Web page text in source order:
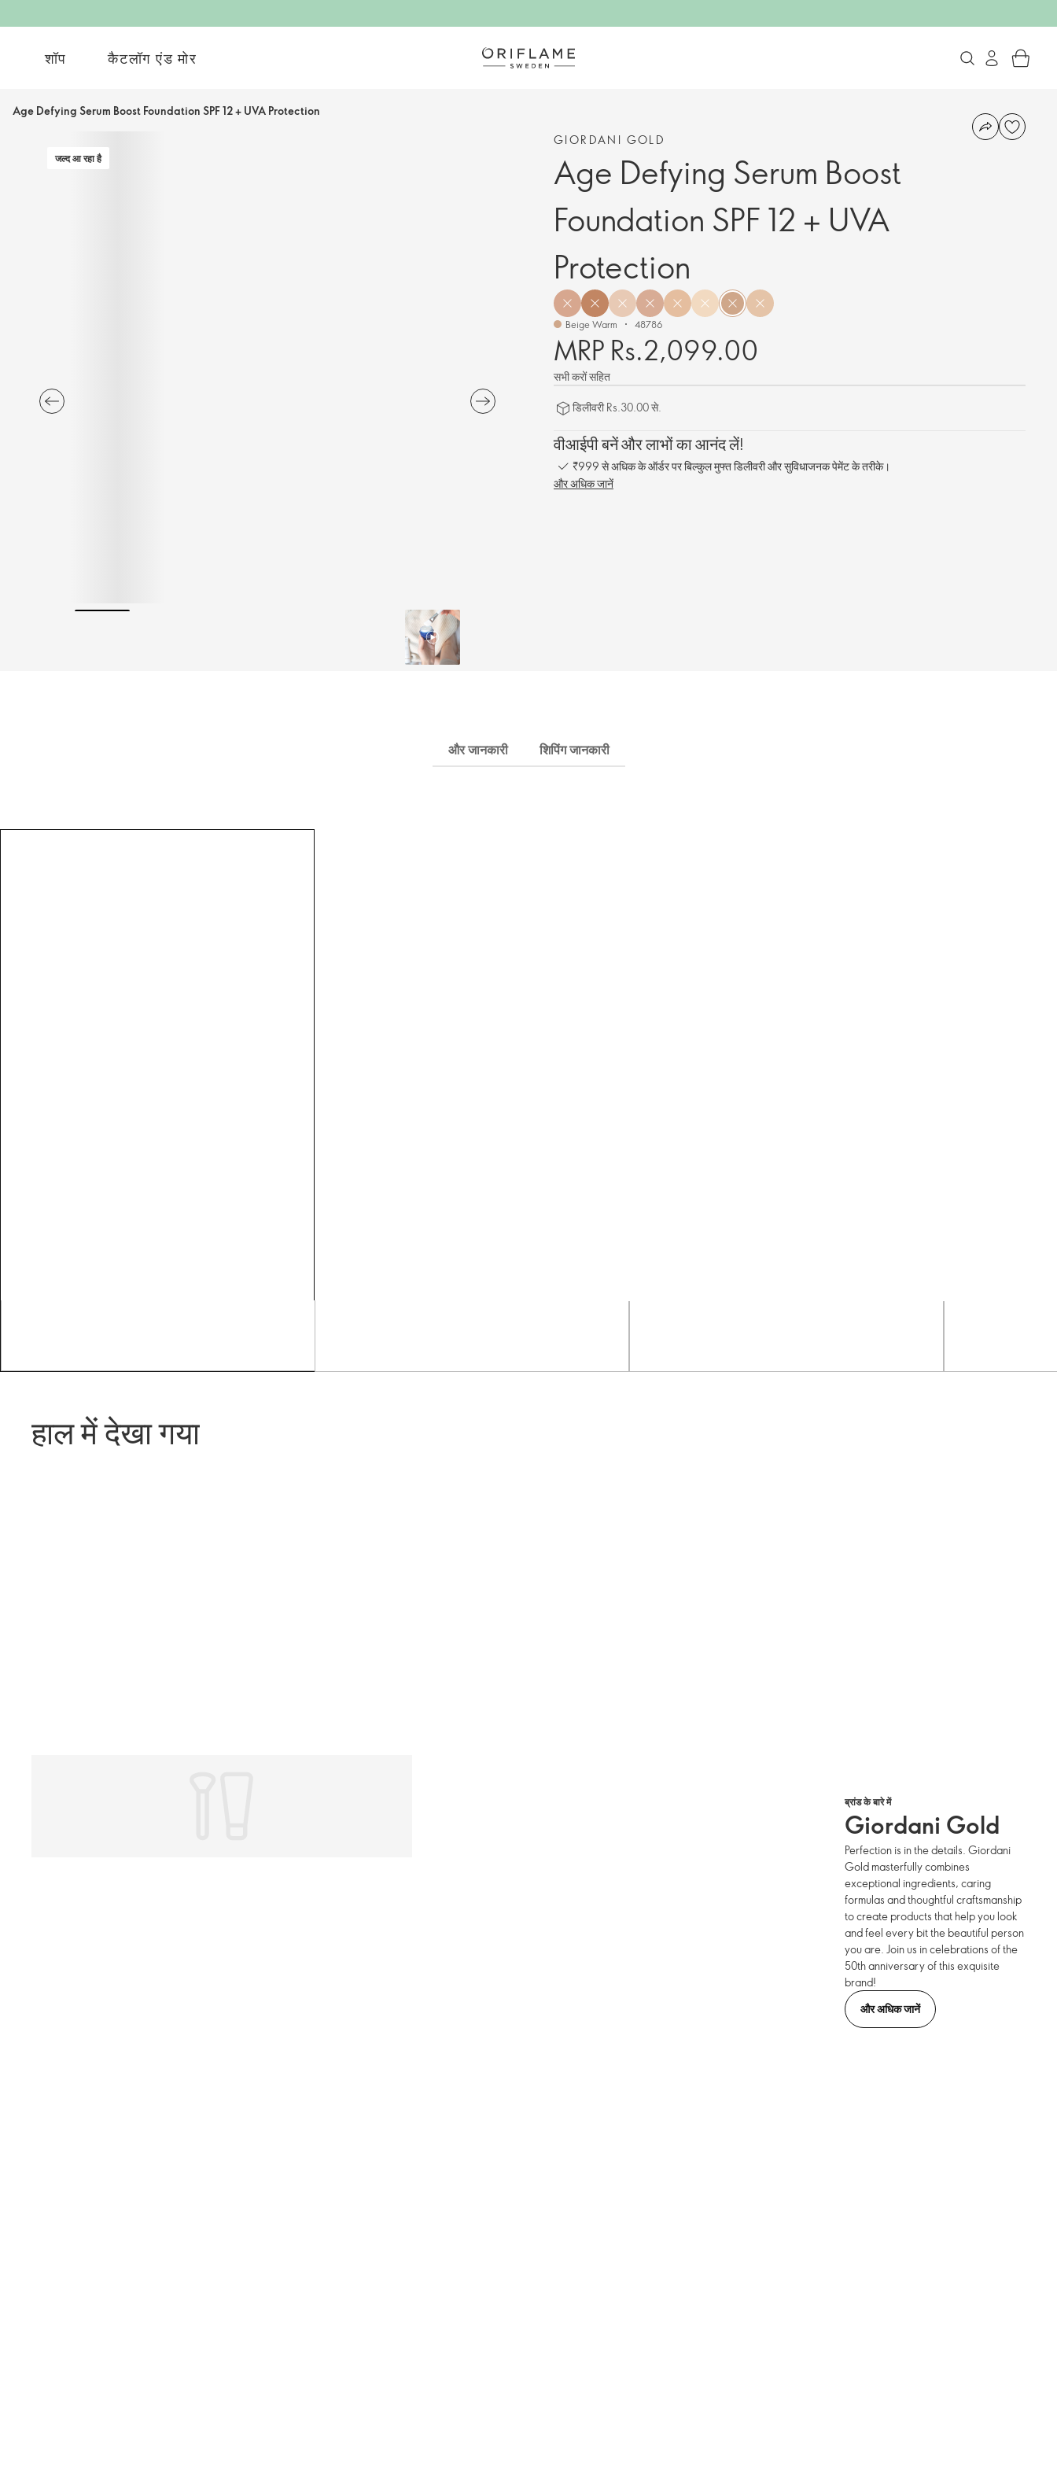
शॉप कैटलॉग एंड मोर
Age Defying Serum Boost Foundation SPF 12 + UVA Protection
जल्द आ रहा है
GIORDANI GOLD
Age Defying Serum Boost
Foundation SPF 12 + UVA
Protection
Beige Warm 48786
MRP Rs.2,099.00
सभी करों सहित
डिलीवरी Rs.30.00 से.
वीआईपी बनें और लाभों का आनंद लें!
₹999 से अधिक के ऑर्डर पर बिल्कुल मुफ्त डिलीवरी और सुविधाजनक पेमेंट के तरीके।
और अधिक जानें
और जानकारी शिपिंग जानकारी
हाल में देखा गया
ब्रांड के बारे में
Giordani Gold
Perfection is in the details. Giordani
Gold masterfully combines
exceptional ingredients, caring
formulas and thoughtful craftsmanship
to create products that help you look
and feel every bit the beautiful person
you are. Join us in celebrations of the
50th anniversary of this exquisite
brand!
और अधिक जानें